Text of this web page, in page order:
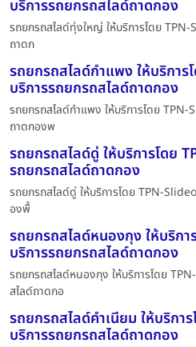
บริการรถยกรถสไลด์ถาดกอง
รถยกรถสไลด์ทุ่งใหญ่ ให้บริการโดย
ถาดก
รถยกรถสไลด์กำแพง ให้บริกา
บริการรถยกรถสไลด์ถาดกอง
รถยกรถสไลด์กำแพง ให้บริการโดย
ถาดกองพ
รถยกรถสไลด์ดู่ ให้บริการโดย
รถยกรถสไลด์ถาดกอง
รถยกรถสไลด์ดู่ ให้บริการโดย TPN-
องพื้
รถยกรถสไลด์หนองกุง ให้บริก
บริการรถยกรถสไลด์ถาดกอง
รถยกรถสไลด์หนองกุง ให้บริการโดย
สไลด์ถาดกอ
รถยกรถสไลด์คำเนียม ให้บริกา
บริการรถยกรถสไลด์ถาดกอง